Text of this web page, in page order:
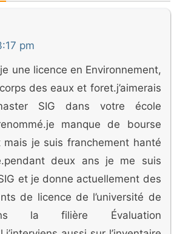
pm
une licence en Environnement,
des eaux et foret.j’aimerais
SIG dans votre école
manque de bourse
mais je suis franchement hanté
deux ans je me suis
et je donne actuellement des
de licence de l’université de
la filière Évaluation